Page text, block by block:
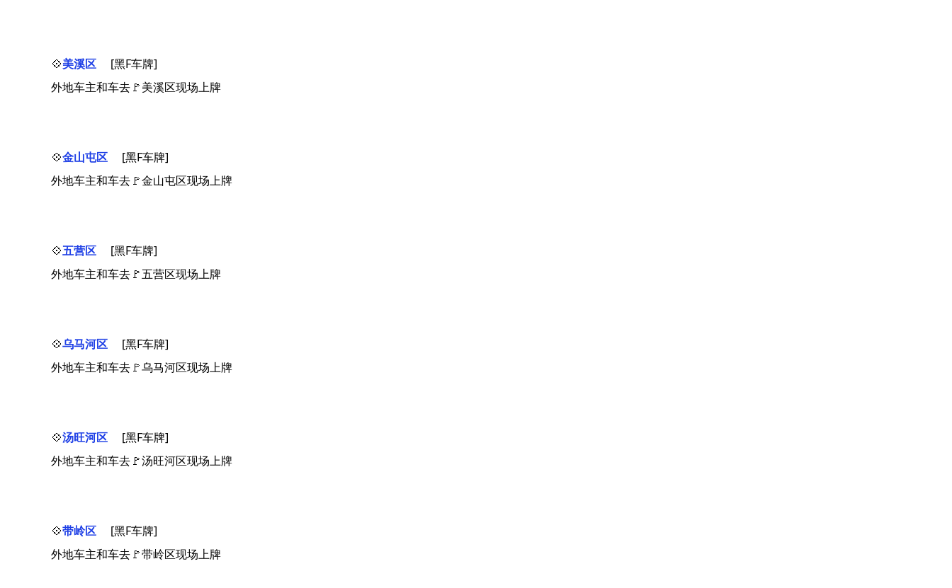
💠美溪区
[黑F车牌]
外地车主和车去🚩美溪区现场上牌
💠金山屯区
[黑F车牌]
外地车主和车去🚩金山屯区现场上牌
💠五营区
[黑F车牌]
外地车主和车去🚩五营区现场上牌
💠乌马河区
[黑F车牌]
外地车主和车去🚩乌马河区现场上牌
💠汤旺河区
[黑F车牌]
外地车主和车去🚩汤旺河区现场上牌
💠带岭区
[黑F车牌]
外地车主和车去🚩带岭区现场上牌